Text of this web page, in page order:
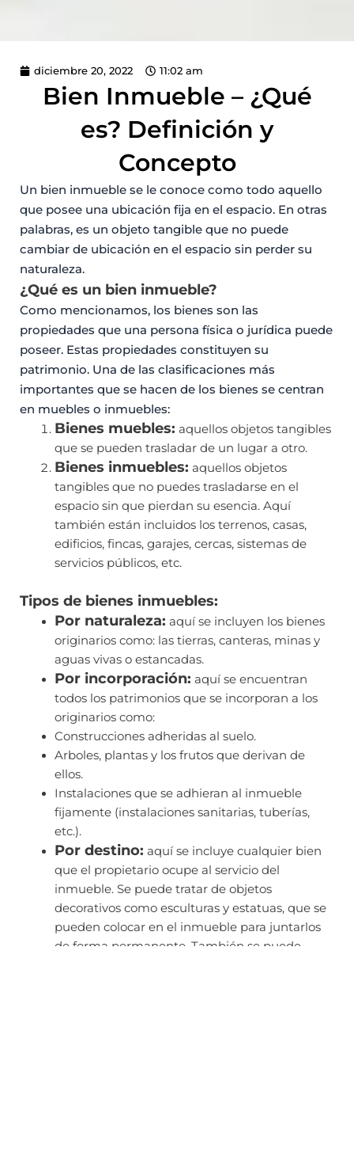
diciembre 20, 2022 11:02 am
Bien Inmueble – ¿Qué
es? Definición y
Concepto
Un bien inmueble se le conoce como todo aquello
que posee una ubicación fija en el espacio. En otras
palabras, es un objeto tangible que no puede
cambiar de ubicación en el espacio sin perder su
naturaleza.
¿Qué es un bien inmueble?
Como mencionamos, los bienes son las
propiedades que una persona física o jurídica puede
poseer. Estas propiedades constituyen su
patrimonio. Una de las clasificaciones más
importantes que se hacen de los bienes se centran
en muebles o inmuebles:
Bienes muebles: aquellos objetos tangibles
que se pueden trasladar de un lugar a otro.
Bienes inmuebles: aquellos objetos
tangibles que no puedes trasladarse en el
espacio sin que pierdan su esencia. Aquí
también están incluidos los terrenos, casas,
edificios, fincas, garajes, cercas, sistemas de
servicios públicos, etc.
Tipos de bienes inmuebles:
Por naturaleza: aquí se incluyen los bienes
originarios como: las tierras, canteras, minas y
aguas vivas o estancadas.
Por incorporación: aquí se encuentran
todos los patrimonios que se incorporan a los
originarios como:
Construcciones adheridas al suelo.
Arboles, plantas y los frutos que derivan de
ellos.
Instalaciones que se adhieran al inmueble
fijamente (instalaciones sanitarias, tuberías,
etc.).
Por destino: aquí se incluye cualquier bien
que el propietario ocupe al servicio del
inmueble. Se puede tratar de objetos
decorativos como esculturas y estatuas, que se
pueden colocar en el inmueble para juntarlos
de forma permanente. También se puede
Facebook
Instagram
YouTube